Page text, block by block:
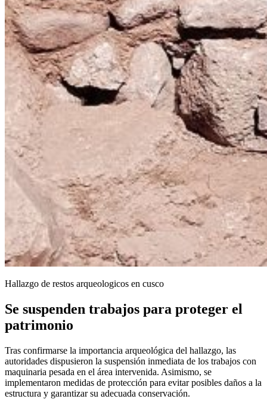
Hallazgo de restos arqueologicos en cusco
Se suspenden trabajos para proteger el
patrimonio
Tras confirmarse la importancia arqueológica del hallazgo, las
autoridades dispusieron la suspensión inmediata de los trabajos con
maquinaria pesada en el área intervenida. Asimismo, se
implementaron medidas de protección para evitar posibles daños a la
estructura y garantizar su adecuada conservación.